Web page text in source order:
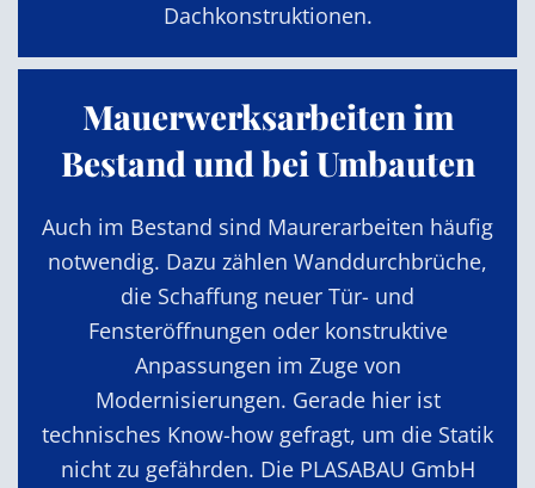
Dachkonstruktionen.
Mauerwerksarbeiten im
Bestand und bei Umbauten
Auch im Bestand sind Maurerarbeiten häufig
notwendig. Dazu zählen Wanddurchbrüche,
die Schaffung neuer Tür- und
Fensteröffnungen oder konstruktive
Anpassungen im Zuge von
Modernisierungen. Gerade hier ist
technisches Know-how gefragt, um die Statik
nicht zu gefährden. Die PLASABAU GmbH